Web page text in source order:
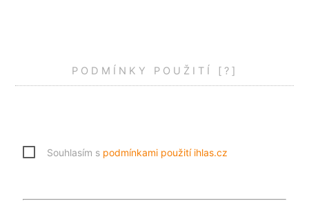
PODMÍNKY POUŽITÍ [?]
Souhlasím s podmínkami použití ihlas.cz